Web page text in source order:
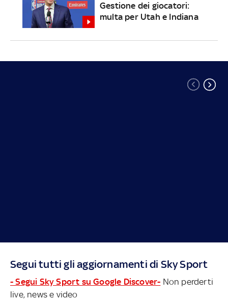
Gestione dei giocatori:
multa per Utah e Indiana
Segui tutti gli aggiornamenti di Sky Sport
- Segui Sky Sport su Google Discover- Non perderti
live, news e video